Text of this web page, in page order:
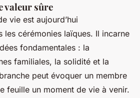
valeur sûre
vie est aujourd’hui
les cérémonies laïques. Il incarne
fondamentales : la
familiales, la solidité et la
peut évoquer un membre
feuille un moment de vie à venir.